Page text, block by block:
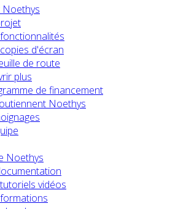
Noethys
d'écran
de route
plus
de financement
Noethys
Noethys
vidéos